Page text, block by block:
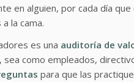
en alguien, por cada día
la cama.
es una auditoría de
como empleados,
para que las